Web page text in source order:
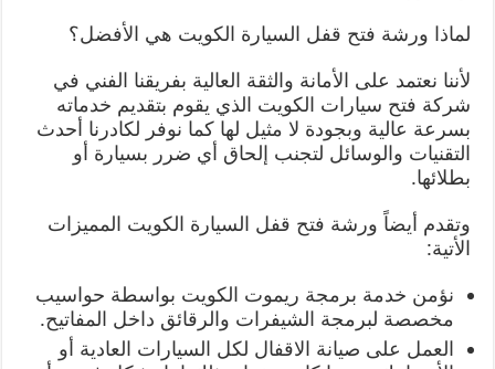
لماذا ورشة فتح قفل السيارة الكويت هي الأفضل؟
لأننا نعتمد على الأمانة والثقة العالية بفريقنا الفني في
شركة فتح سيارات الكويت الذي يقوم بتقديم خدماته
بسرعة عالية وبجودة لا مثيل لها كما نوفر لكادرنا أحدث
التقنيات والوسائل لتجنب إلحاق أي ضرر بسيارة أو
بطلائها.
وتقدم أيضاً ورشة فتح قفل السيارة الكويت المميزات
الأتية:
نؤمن خدمة برمجة ريموت الكويت بواسطة حواسيب
مخصصة لبرمجة الشيفرات والرقائق داخل المفاتيح.
العمل على صيانة الاقفال لكل السيارات العادية أو